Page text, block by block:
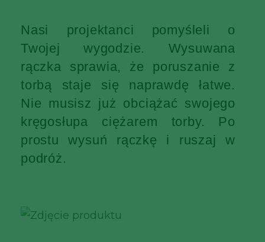
Nasi projektanci pomyśleli o
Twojej wygodzie. Wysuwana
rączka sprawia, że poruszanie z
torbą staje się naprawdę łatwe.
Nie musisz już obciążać swojego
kręgosłupa ciężarem torby. Po
prostu wysuń rączkę i ruszaj w
podróż.